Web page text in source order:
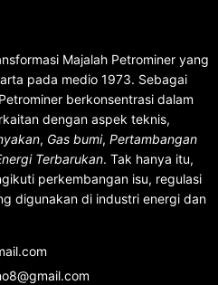
Majalah Petrominer yang
pada medio 1973. Sebagai
berkonsentrasi dalam
dengan aspek teknis,
, Gas bumi, Pertambangan
Terbarukan. Tak hanya itu,
perkembangan isu, regulasi
digunakan di industri energi dan